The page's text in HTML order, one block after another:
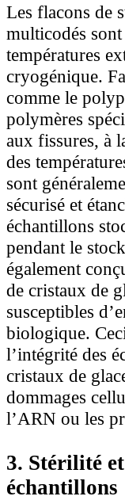
Les flacons de
multicodés
températures
cryogénique.
comme le
polymères
aux fissures, à
des
sont
sécurisé et
échantillons
pendant le
également
de cristaux de
susceptibles
biologique.
l’intégrité des
cristaux de
dommages
l’ARN ou les
3. Stérilité
échantillons